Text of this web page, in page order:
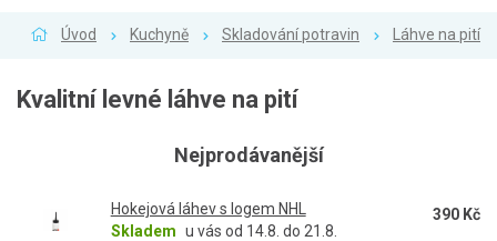
Úvod Kuchyně Skladování potravin Láhve na pití
Kvalitní levné láhve na pití
Nejprodávanější
Hokejová láhev s logem NHL
Skladem u vás od 14.8. do 21.8.
390 Kč